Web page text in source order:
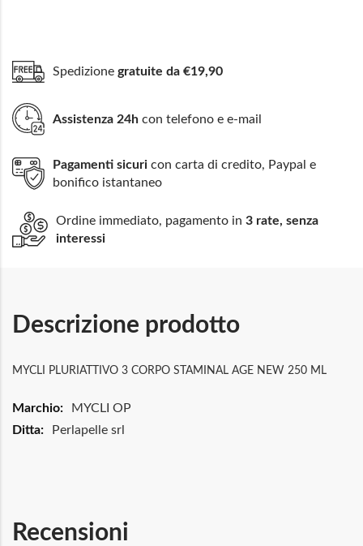
Spedizione gratuite da €19,90
Assistenza 24h con telefono e e-mail
Pagamenti sicuri con carta di credito, Paypal e
bonifico istantaneo
Ordine immediato, pagamento in 3 rate, senza
interessi
Descrizione prodotto
MYCLI PLURIATTIVO 3 CORPO STAMINAL AGE NEW 250 ML
Maggiori
MYCLI OP
Perlapelle srl
Recensioni